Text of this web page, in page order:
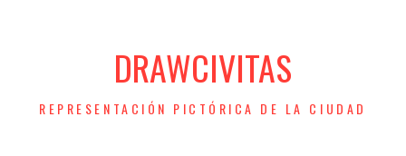
DRAWCIVITAS
REPRESENTACIÓN PICTÓRICA DE LA CIUDAD